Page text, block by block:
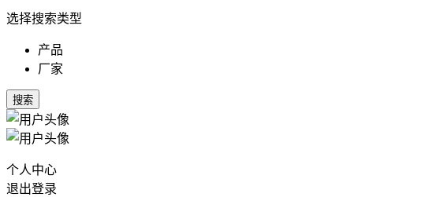
选择搜索类型
产品
厂家
搜索
个人中心
退出登录